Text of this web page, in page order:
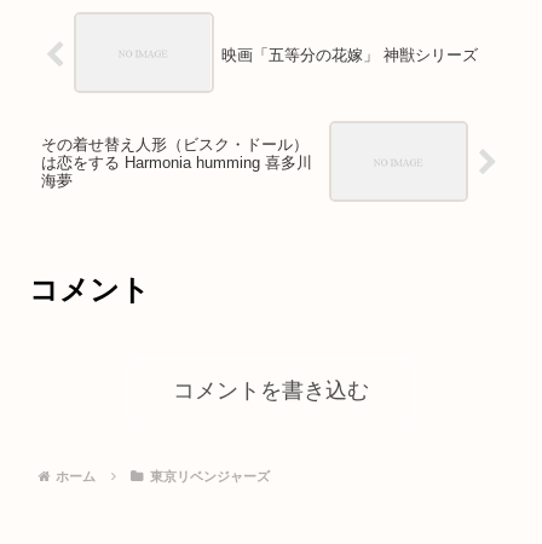
映画「五等分の花嫁」 神獣シリーズ
その着せ替え人形（ビスク・ドール）
は恋をする Harmonia humming 喜多川
海夢
コメント
コメントを書き込む
ホーム 東京リベンジャーズ